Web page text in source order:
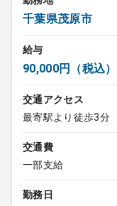
千葉県茂原市
給与
90,000円（税込）
交通アクセス
最寄駅より徒歩3分
交通費
一部支給
勤務日